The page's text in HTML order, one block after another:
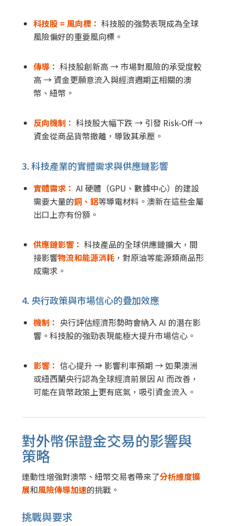
科技股 = 風向標： 科技股的強勢表現成為全球
風險偏好的重要風向標。
傳導： 科技股創新高 →市場對風險的承受度較
高 →資金更願意流入與經濟週期正相關的澳
幣、紐幣。
反向機制： 科技股大幅下跌 →引發 Risk-Off→
資金從商品貨幣撤離，導致其承壓。
3. 科技產業的實體需求與供應鏈影響
實體需求： AI 硬體（GPU、數據中心）的建設
需要大量的銅、鋁等導電材料。澳新在這些金屬
出口上亦有份額。
供應鏈影響： 科技產品的全球供應鏈擴大，間
接影響物流和能源消耗，對原油等能源類商品形
成需求。
4. 央行政策與市場信心的疊加效應
機制： 央行評估經濟形勢時會納入 AI 的潛在影
響。科技股的強勁表現能極大提升市場信心。
影響： 信心提升→影響利率預期 →如果澳洲
或紐西蘭央行認為全球經濟前景因 AI 而改善，
可能在貨幣政策上更有底氣，吸引資金流入。
對外幣保證金交易的影響與
策略
連動性增強對澳幣、紐幣交易者帶來了分析維度擴
展和風險傳導加速的挑戰。
挑戰與要求